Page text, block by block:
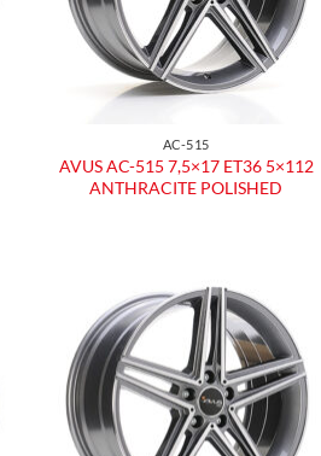
AC-515
AVUS AC-515 7,5×17 ET36 5×112
ANTHRACITE POLISHED
Aggiungi
alla lista
dei
desideri